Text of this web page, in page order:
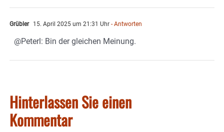
Grübler 15. April 2025 um 21:31 Uhr - Antworten
@Peterl: Bin der gleichen Meinung.
Hinterlassen Sie einen
Kommentar